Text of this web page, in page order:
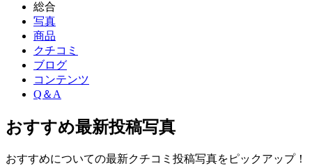
総合
写真
商品
クチコミ
ブログ
コンテンツ
Q＆A
おすすめ最新投稿写真
おすすめについての最新クチコミ投稿写真をピックアップ！